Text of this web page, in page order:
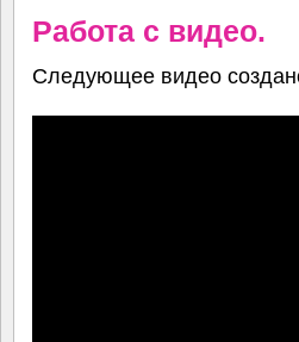
Работа с видео.
Следующее видео